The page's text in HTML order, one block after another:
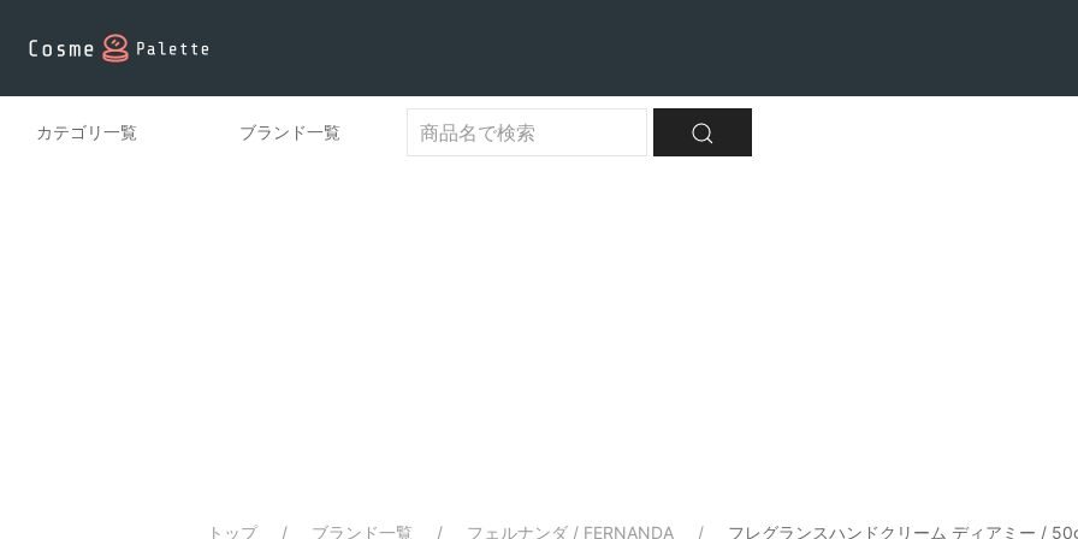
カテゴリ一覧 ブランド一覧
トップ ブランド一覧 フェルナンダ / FERNANDA フレグランスハンドクリーム ディアミー /